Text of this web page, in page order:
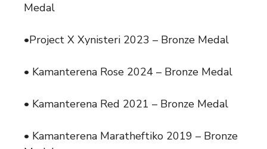
Medal
•Project X Xynisteri 2023 – Bronze Medal
• Kamanterena Rose 2024 – Bronze Medal
• Kamanterena Red 2021 – Bronze Medal
• Kamanterena Maratheftiko 2019 – Bronze